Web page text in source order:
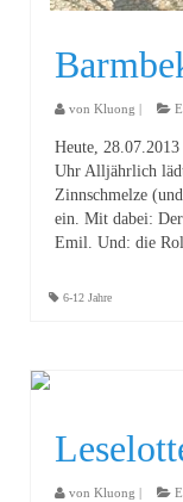
von Kluong
Heute,
Uhr Alljährlich
Zinnschmelze
ein. Mit dabei:
Emil. Und: die
6-12 Jahre
von Kluong